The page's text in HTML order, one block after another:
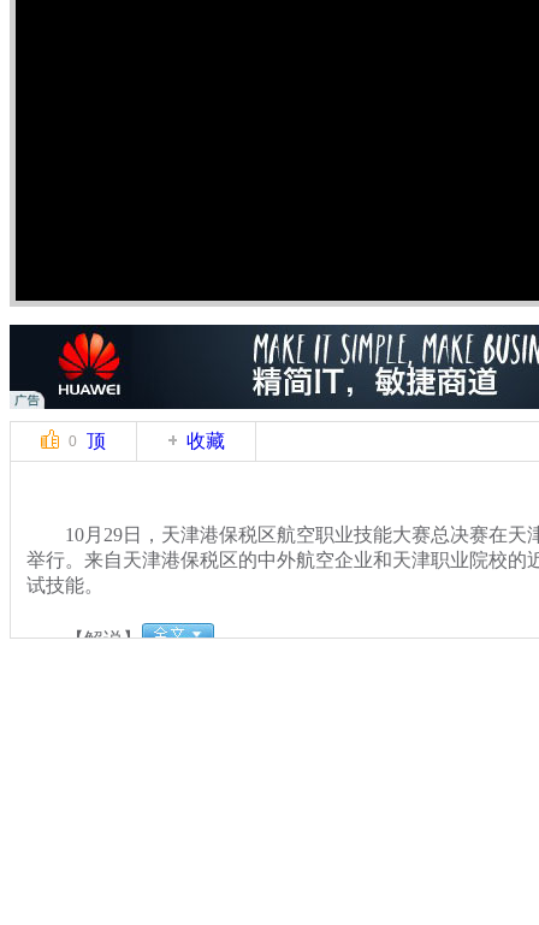
0 顶 收藏
10月29日，天津港保税区航空职业技能大赛总决赛在天
举行。来自天津港保税区的中外航空企业和天津职业院校的
试技能。
【解说】